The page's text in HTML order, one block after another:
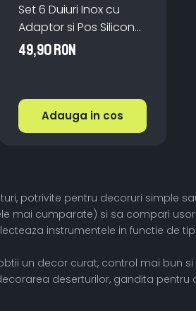
Set 6 Duiuri Inox cu
Adaptor si Pos Silicon
pentru Ornat Prajituri
49,90 RON
Adauga in cos
potrivite pentru decoruri simple
mai cumparate) si sa compari
instrumentele in functie de
un decor curat, control mai bun
deserturilor, gandita pentru